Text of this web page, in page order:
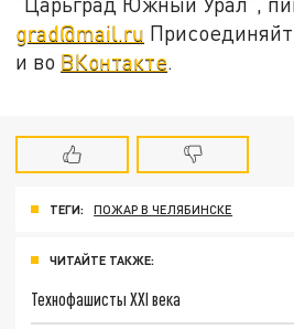
grad@mail.ru
и во ВКонтакте
ТЕГИ: ПОЖАР В ЧЕЛЯБИНСКЕ
ЧИТАЙТЕ ТАКЖЕ:
Технофашисты XXI века